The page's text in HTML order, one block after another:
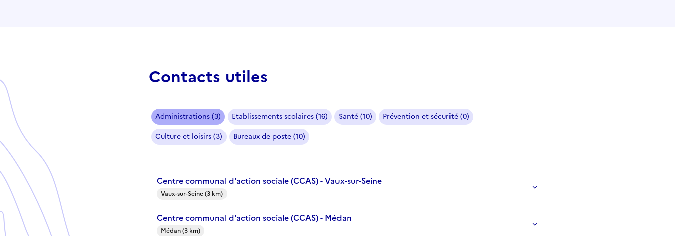
Contacts utiles
Administrations (3) Etablissements scolaires (16) Santé (10)
Prévention et sécurité (0)
Culture et loisirs (3)
Bureaux de poste (10)
Centre communal d'action sociale (CCAS) - Vaux-sur-Seine
Vaux-sur-Seine (3 km)
Centre communal d'action sociale (CCAS) - Médan
Médan (3 km)